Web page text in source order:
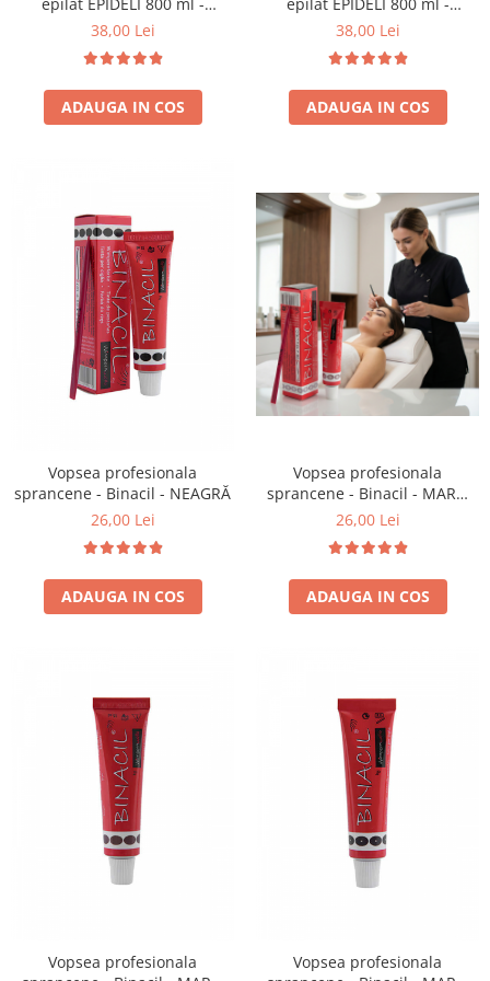
Emmeci Cosmetici - ALBASTRA
38,00 Lei
ADAUGA IN COS
Emmeci Cosmetici - ROZ
38,00 Lei
ADAUGA IN COS
Vopsea profesionala
sprancene - Binacil - NEAGRĂ
26,00 Lei
ADAUGA IN COS
Vopsea profesionala
sprancene - Binacil - MARO
DESCHIS
26,00 Lei
ADAUGA IN COS
Vopsea profesionala
Vopsea profesionala